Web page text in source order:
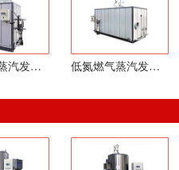
卧式燃气蒸汽发生器 低氮燃气蒸汽发生器